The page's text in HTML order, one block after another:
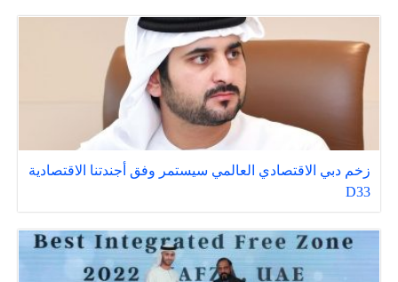
زخم دبي الاقتصادي العالمي سيستمر وفق أجندتنا الاقتصادية
D33